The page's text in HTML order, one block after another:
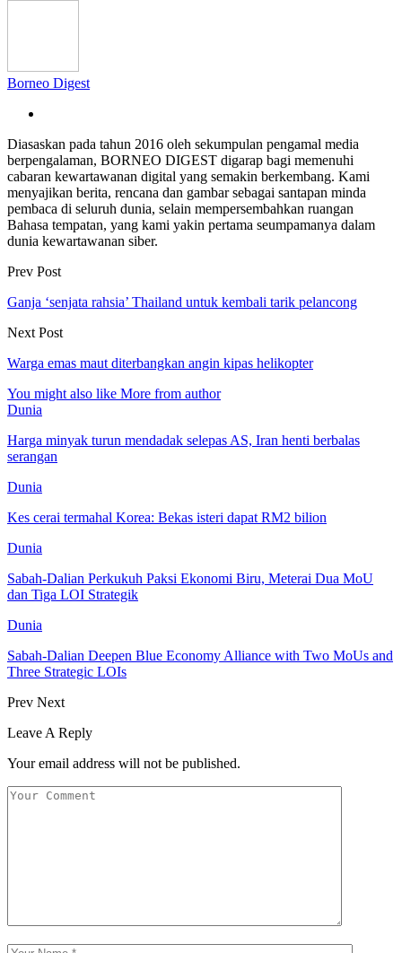
Borneo Digest
Diasaskan pada tahun 2016 oleh sekumpulan pengamal media
berpengalaman, BORNEO DIGEST digarap bagi memenuhi
cabaran kewartawanan digital yang semakin berkembang. Kami
menyajikan berita, rencana dan gambar sebagai santapan minda
pembaca di seluruh dunia, selain mempersembahkan ruangan
Bahasa tempatan, yang kami yakin pertama seumpamanya dalam
dunia kewartawanan siber.
Prev Post
Ganja ‘senjata rahsia’ Thailand untuk kembali tarik pelancong
Next Post
Warga emas maut diterbangkan angin kipas helikopter
You might also like More from author
Dunia
Harga minyak turun mendadak selepas AS, Iran henti berbalas
serangan
Dunia
Kes cerai termahal Korea: Bekas isteri dapat RM2 bilion
Dunia
Sabah-Dalian Perkukuh Paksi Ekonomi Biru, Meterai Dua MoU
dan Tiga LOI Strategik
Dunia
Sabah-Dalian Deepen Blue Economy Alliance with Two MoUs and
Three Strategic LOIs
Prev Next
Leave A Reply
Your email address will not be published.